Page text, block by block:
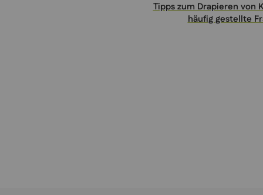
Tipps zum Drapieren von
häufig gestellte